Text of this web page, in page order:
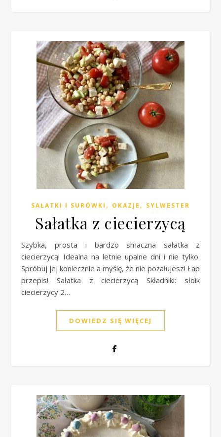
SAŁATKI I SURÓWKI , OKAZJE , SYLWESTER
Sałatka z ciecierzycą
Szybka, prosta i bardzo smaczna sałatka z
ciecierzycą! Idealna na letnie upalne dni i nie tylko.
Spróbuj jej koniecznie a myślę, że nie pożałujesz! Łap
przepis! Sałatka z ciecierzycą Składniki: słoik
ciecierzycy 2…
DOWIEDZ SIĘ WIĘCEJ